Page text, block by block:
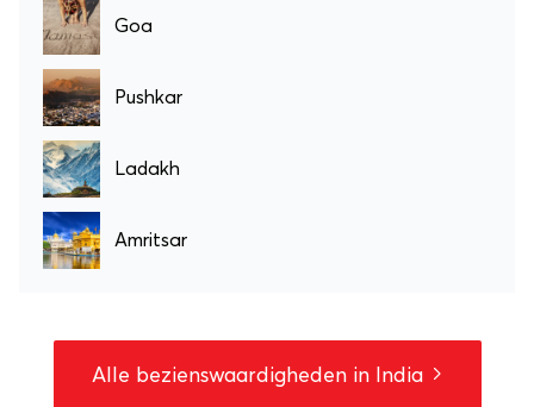
Goa
Pushkar
Ladakh
Amritsar
Alle bezienswaardigheden in India